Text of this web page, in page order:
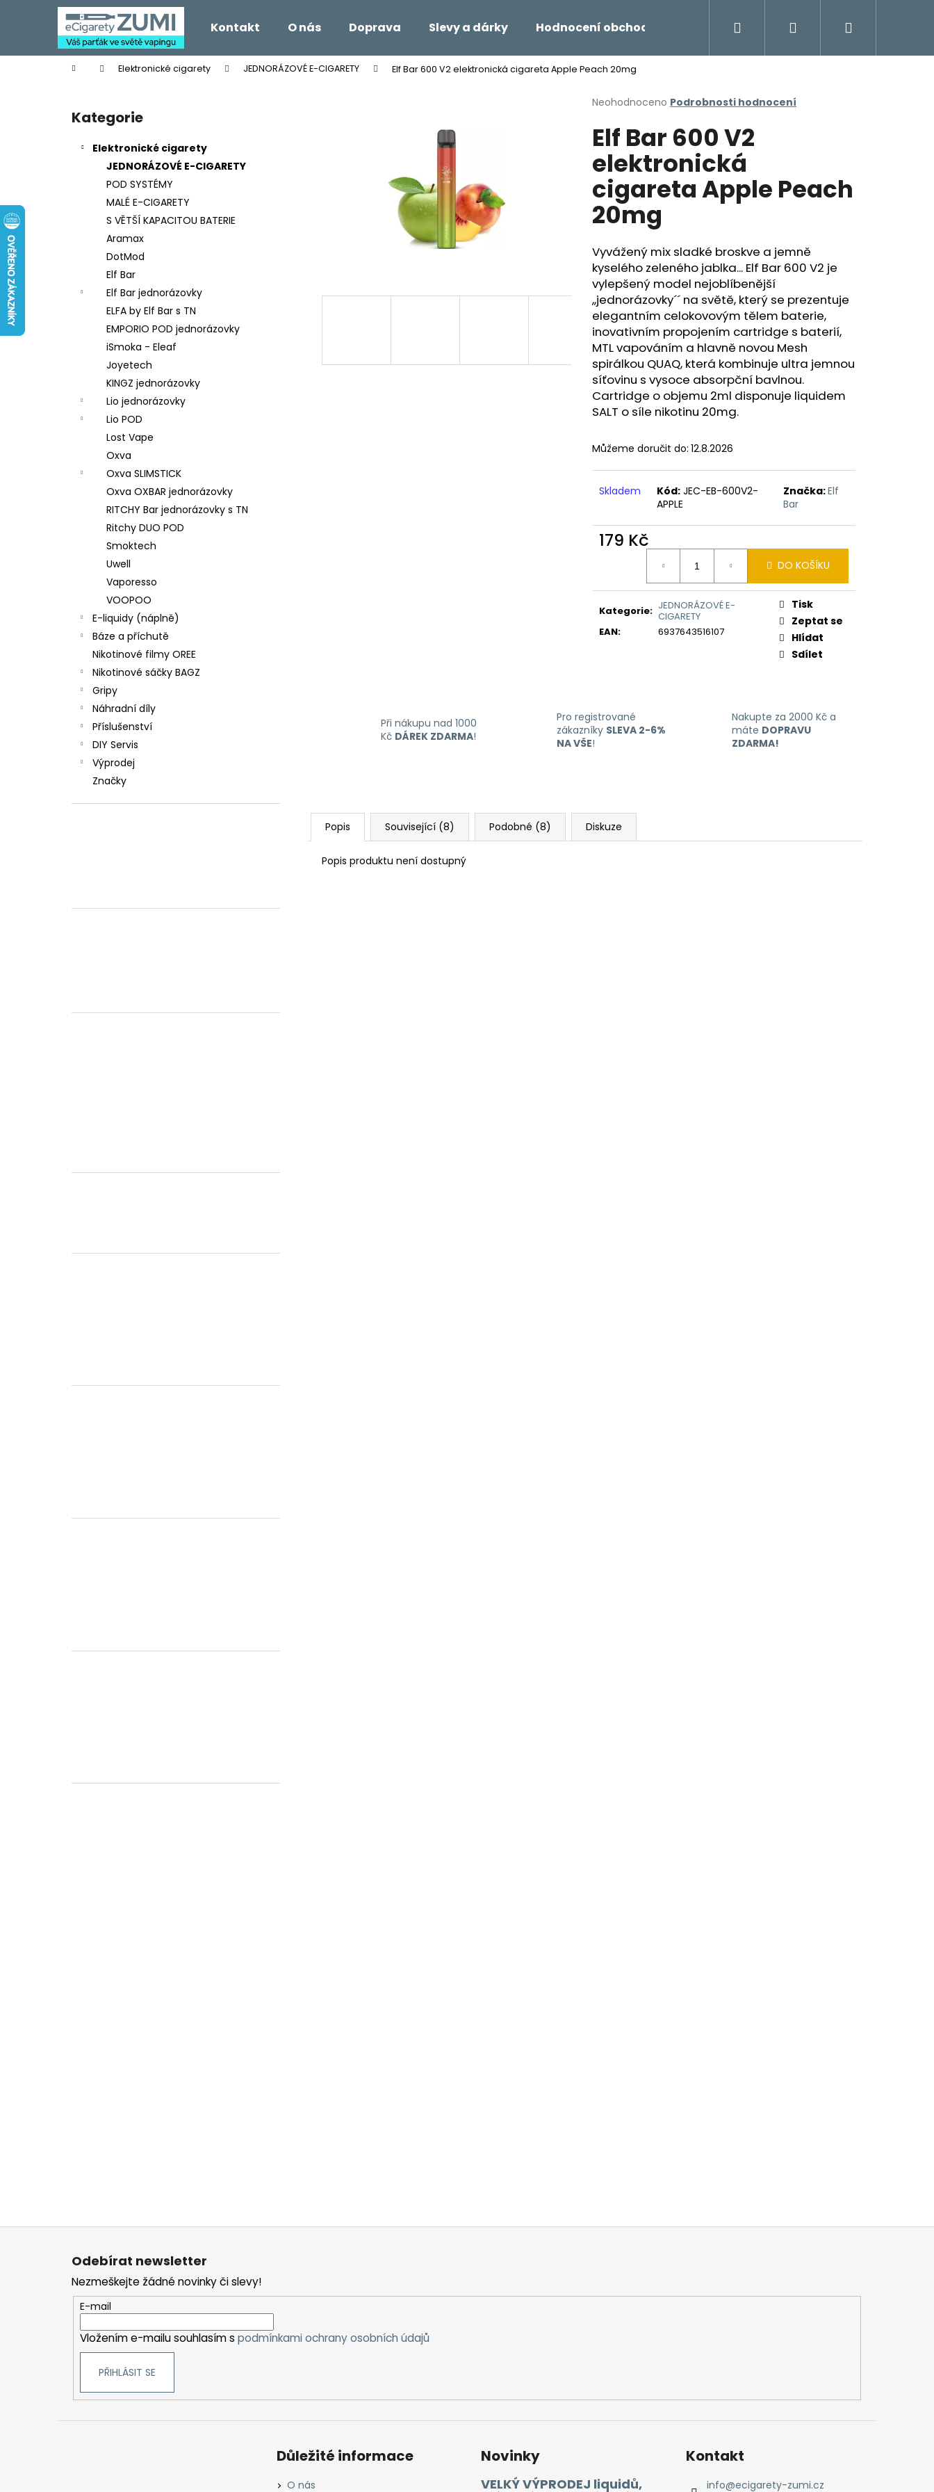
Kontakt O nás Doprava Slevy a dárky Hodnocení obchodu Napište námPřihlášení
Domů Elektronické cigarety JEDNORÁZOVÉ E-CIGARETY Elf Bar 600 V2 elektronická cigareta Apple Peach 20mg
Přeskočit
kategorie
Kategorie
Elektronické cigarety
JEDNORÁZOVÉ E-CIGARETY
POD SYSTÉMY
MALÉ E-CIGARETY
S VĚTŠÍ KAPACITOU BATERIE
Aramax
DotMod
Elf Bar
Elf Bar jednorázovky
ELFA by Elf Bar s TN
EMPORIO POD jednorázovky
iSmoka - Eleaf
Joyetech
KINGZ jednorázovky
Lio jednorázovky
Lio POD
Lost Vape
Oxva
Oxva SLIMSTICK
Oxva OXBAR jednorázovky
RITCHY Bar jednorázovky s TN
Ritchy DUO POD
Smoktech
Uwell
Vaporesso
VOOPOO
E-liquidy (náplně)
Báze a příchutě
Nikotinové filmy OREE
Nikotinové sáčky BAGZ
Gripy
Náhradní díly
Příslušenství
DIY Servis
Výprodej
Značky
Průměrné
produktu
je
z
5
hvězdiček.
Neohodnoceno Podrobnosti hodnocení
Elf Bar 600 V2
elektronická
cigareta Apple Peach
20mg
Vyvážený mix sladké broskve a jemně
kyselého zeleného jablka... Elf Bar 600 V2 je
vylepšený model nejoblíbenější
,,jednorázovky´´ na světě, který se prezentuje
elegantním celokovovým tělem baterie,
inovativním propojením cartridge s baterií,
MTL vapováním a hlavně novou Mesh
spirálkou QUAQ, která kombinuje ultra jemnou
síťovinu s vysoce absorpční bavlnou.
Cartridge o objemu 2ml disponuje liquidem
SALT o síle nikotinu 20mg.
Můžeme doručit do: 12.8.2026
Skladem Kód: JEC-EB-600V2-
APPLE
Značka:Elf
Bar
179 Kč
DO KOŠÍKU
Kategorie: JEDNORÁZOVÉ E-
CIGARETY
EAN: 6937643516107
Tisk
Zeptat se
Hlídat
Sdílet
Při nákupu nad 1000
Kč DÁREK ZDARMA!
Pro registrované
zákazníky SLEVA 2-6%
NA VŠE!
Nakupte za 2000 Kč a
máte DOPRAVU
ZDARMA!
Popis Související (8) Podobné (8) Diskuze
Popis produktu není dostupný
í
Zpět
do
Zpět
do
Co potřebujete najít?
Doporučujeme
Následující
LIQUID ARAMAX 4PACK CIGAR
TOBACCO 4X10ML-18MG
558 Kč
LIQUID LIQUA AMERICAN BLEND 10ML-
6MG (AMERICKÝ MÍCHANÝ TABÁK)
Odebírat newsletter
Nezmeškejte žádné novinky či slevy!
E-mail
Vložením e-mailu souhlasím s podmínkami ochrany osobních údajů
PŘIHLÁSIT SE
Důležité informace
O nás
Novinky
VELKÝ VÝPRODEJ liquidů,
Kontakt
info@ecigarety-zumi.cz